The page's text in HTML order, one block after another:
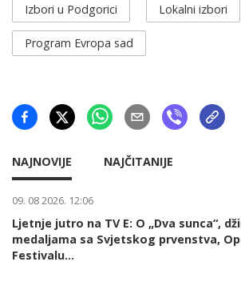
Izbori u Podgorici Lokalni izbori
Program Evropa sad
NAJNOVIJE NAJČITANIJE
09. 08 2026. 12:06
Ljetnje jutro na TV E: O „Dva sunca“,
medaljama sa Svjetskog prvenstva,
Festivalu...